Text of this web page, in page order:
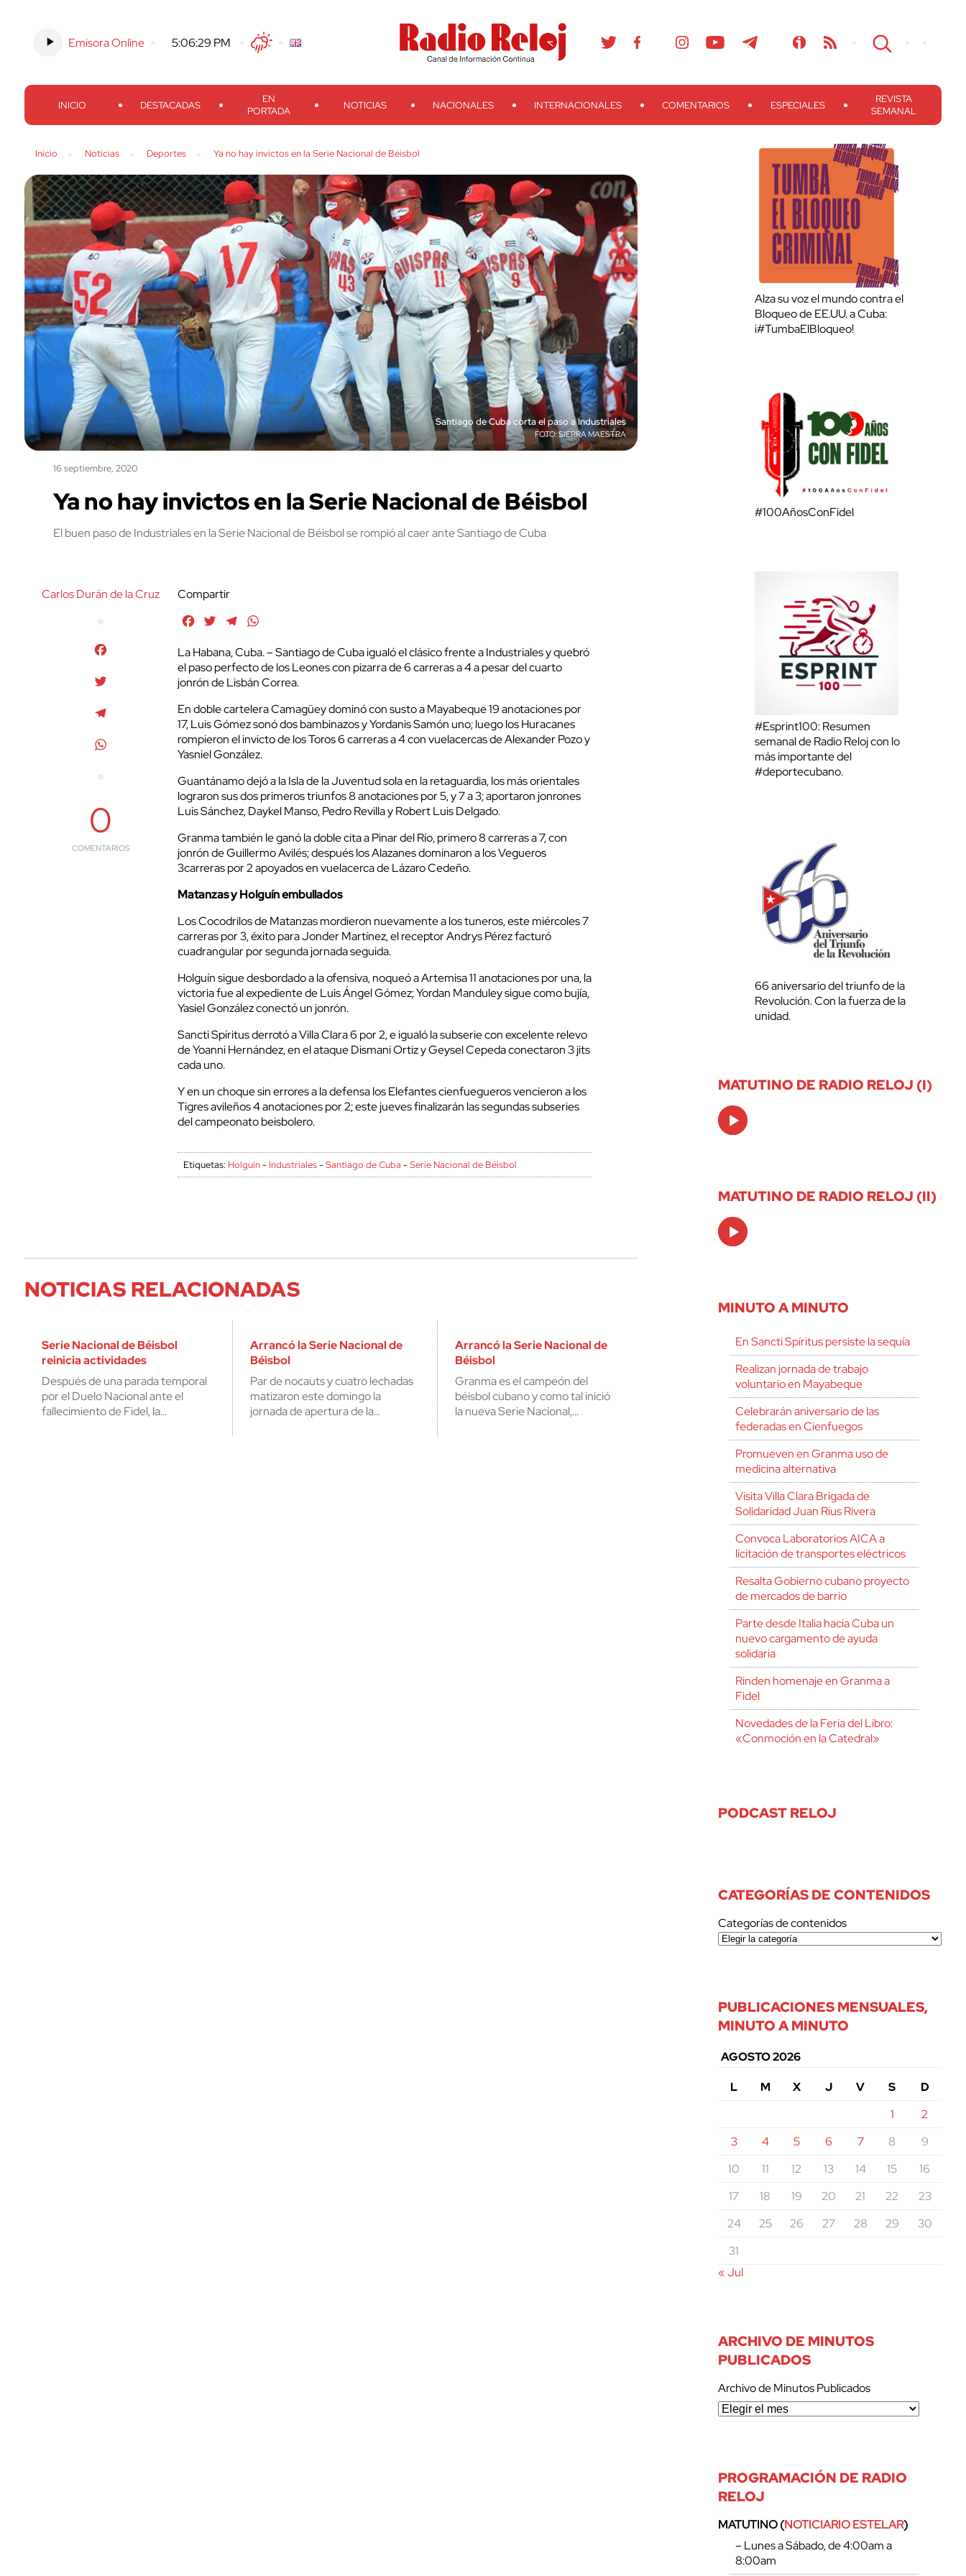
Emisora Online 5:06:30 PM TwitterFacebook
Threads
Instagram TelegramTeveo Ivoox RSS Search
INICIO DESTACADAS
EN
PORTADA
NOTICIAS NACIONALES INTERNACIONALES COMENTARIOS ESPECIALES
REVISTA
SEMANAL
Inicio Noticias Deportes Ya no hay invictos en la Serie Nacional de Béisbol
Santiago de Cuba corta el paso a Industriales
SIERRA MAESTRA
16 septiembre, 2020
Ya no hay invictos en la Serie Nacional de Béisbol
El buen paso de Industriales en la Serie Nacional de Béisbol se rompió al caer ante Santiago de Cuba
Carlos Durán de la Cruz
0
COMENTARIOS
Compartir
FacebookTwitterTelegram
La Habana, Cuba. – Santiago de Cuba igualó el clásico frente a Industriales y quebró
el paso perfecto de los Leones con pizarra de 6 carreras a 4 a pesar del cuarto
jonrón de Lisbán Correa.
En doble cartelera Camagüey dominó con susto a Mayabeque 19 anotaciones por
17, Luis Gómez sonó dos bambinazos y Yordanis Samón uno; luego los Huracanes
rompieron el invicto de los Toros 6 carreras a 4 con vuelacercas de Alexander Pozo y
Yasniel González.
Guantánamo dejó a la Isla de la Juventud sola en la retaguardia, los más orientales
lograron sus dos primeros triunfos 8 anotaciones por 5, y 7 a 3; aportaron jonrones
Luis Sánchez, Daykel Manso, Pedro Revilla y Robert Luis Delgado.
Granma también le ganó la doble cita a Pinar del Río, primero 8 carreras a 7, con
jonrón de Guillermo Avilés; después los Alazanes dominaron a los Vegueros
3carreras por 2 apoyados en vuelacerca de Lázaro Cedeño.
Matanzas y Holguín embullados
Los Cocodrilos de Matanzas mordieron nuevamente a los tuneros, este miércoles 7
carreras por 3, éxito para Jonder Martínez, el receptor Andrys Pérez facturó
cuadrangular por segunda jornada seguida.
Holguín sigue desbordado a la ofensiva, noqueó a Artemisa 11 anotaciones por una, la
victoria fue al expediente de Luis Ángel Gómez; Yordan Manduley sigue como bujía,
Yasiel González conectó un jonrón.
Sancti Spíritus derrotó a Villa Clara 6 por 2, e igualó la subserie con excelente relevo
de Yoanni Hernández, en el ataque Dismani Ortiz y Geysel Cepeda conectaron 3 jits
cada uno.
Y en un choque sin errores a la defensa los Elefantes cienfuegueros vencieron a los
Tigres avileños 4 anotaciones por 2; este jueves finalizarán las segundas subseries
del campeonato beisbolero.
Etiquetas: Holguín- Industriales-Santiago de Cuba -Serie Nacional de Béisbol
NOTICIAS RELACIONADAS
Serie Nacional de Béisbol
reinicia actividades
Después de una parada temporal
por el Duelo Nacional ante el
fallecimiento de Fidel, la…
Arrancó la Serie Nacional de
Béisbol
Par de nocauts y cuatro lechadas
matizaron este domingo la
jornada de apertura de la…
Arrancó la Serie Nacional de
Béisbol
Granma es el campeón del
béisbol cubano y como tal inició
la nueva Serie Nacional,…
Alza su voz el mundo contra el
Bloqueo de EE.UU. a Cuba:
¡#TumbaElBloqueo!
#100AñosConFidel
#Esprint100: Resumen
semanal de Radio Reloj con lo
más importante del
#deportecubano.
66 aniversario del triunfo de la
Revolución. Con la fuerza de la
unidad.
MATUTINO DE RADIO RELOJ (I)
Audio
Player
MATUTINO DE RADIO RELOJ (II)
Audio
Player
MINUTO A MINUTO
En Sancti Spíritus persiste la sequía
Realizan jornada de trabajo
voluntario en Mayabeque
Celebrarán aniversario de las
federadas en Cienfuegos
Promueven en Granma uso de
medicina alternativa
Visita Villa Clara Brigada de
Solidaridad Juan Rius Rivera
Convoca Laboratorios AICA a
licitación de transportes eléctricos
Resalta Gobierno cubano proyecto
de mercados de barrio
Parte desde Italia hacia Cuba un
nuevo cargamento de ayuda
solidaria
Rinden homenaje en Granma a
Fidel
Novedades de la Feria del Libro:
«Conmoción en la Catedral»
PODCAST RELOJ
CATEGORÍAS DE CONTENIDOS
Categorías de contenidos
PUBLICACIONES MENSUALES,
MINUTO A MINUTO
AGOSTO 2026
L
M X J V S
D
1
2
3
4 5 6 7 8
9
10
11 12 13 14 15
16
17
18 19 20 21 22
23
24
25 26 27 28 29
30
31
« Jul
ARCHIVO DE MINUTOS
PUBLICADOS
Archivo de Minutos Publicados
PROGRAMACIÓN DE RADIO
RELOJ
MATUTINO (NOTICIARIO ESTELAR)
– Lunes a Sábado, de 4:00am a
8:00am